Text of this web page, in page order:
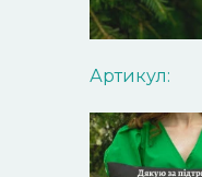
Артикул: